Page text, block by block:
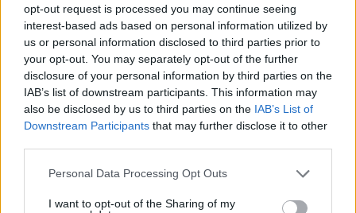
opt-out request is processed you may continue seeing
interest-based ads based on personal information utilized by
us or personal information disclosed to third parties prior to
your opt-out. You may separately opt-out of the further
disclosure of your personal information by third parties on the
IAB’s list of downstream participants. This information may
also be disclosed by us to third parties on the IAB’s List of
Downstream Participants that may further disclose it to other
Please note that this website/app uses one or more Google
not limited to your visit or usage behaviour. You may click to
Personal Data Processing Opt Outs
I want to opt-out of the Sharing of my
φωτογραφίες, ενώ οι άλλοι μάς βλέπουν όμορφους
Νέα Αγχίαλος: 66χρονος σάτυρος αυνανιζόταν
πρακολουθώντας την 13χρονη γειτόνισσα του
πριν 19 λεπτά
Μπορούμε να καταψύξουμε τα σύκα;
πριν 28 λεπτά
Η φωτογραφία της 61χρονης Ελίζαμπεθ Χάρλεϊ με
μπικίνι